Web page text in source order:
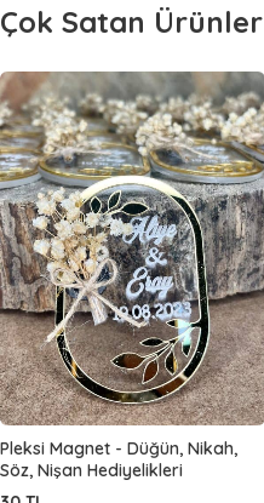
Çok Satan Ürünler
Pleksi Magnet - Düğün, Nikah,
Söz, Nişan Hediyelikleri